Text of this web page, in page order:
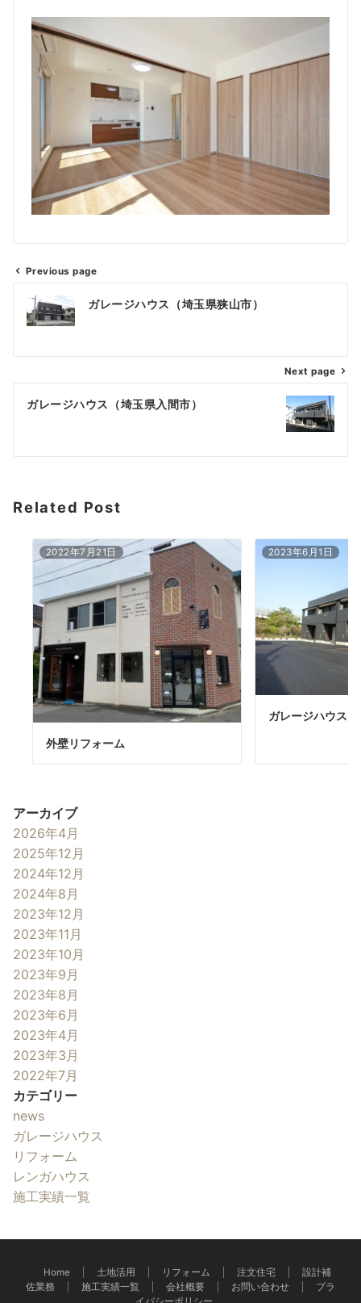
Previous page
ガレージハウス（埼玉県狭山市）
Next page
ガレージハウス（埼玉県入間市）
Related Post
2022年7月21日
外壁リフォーム
2023年6月1日
ガレージハウス
アーカイブ
2026年4月
2025年12月
2024年12月
2024年8月
2023年12月
2023年11月
2023年10月
2023年9月
2023年8月
2023年6月
2023年4月
2023年3月
2022年7月
カテゴリー
news
ガレージハウス
リフォーム
レンガハウス
施工実績一覧
Home 土地活用 リフォーム 注文住宅
設計補
佐業務
施工実績一覧 会社概要 お問い合わせ
プラ